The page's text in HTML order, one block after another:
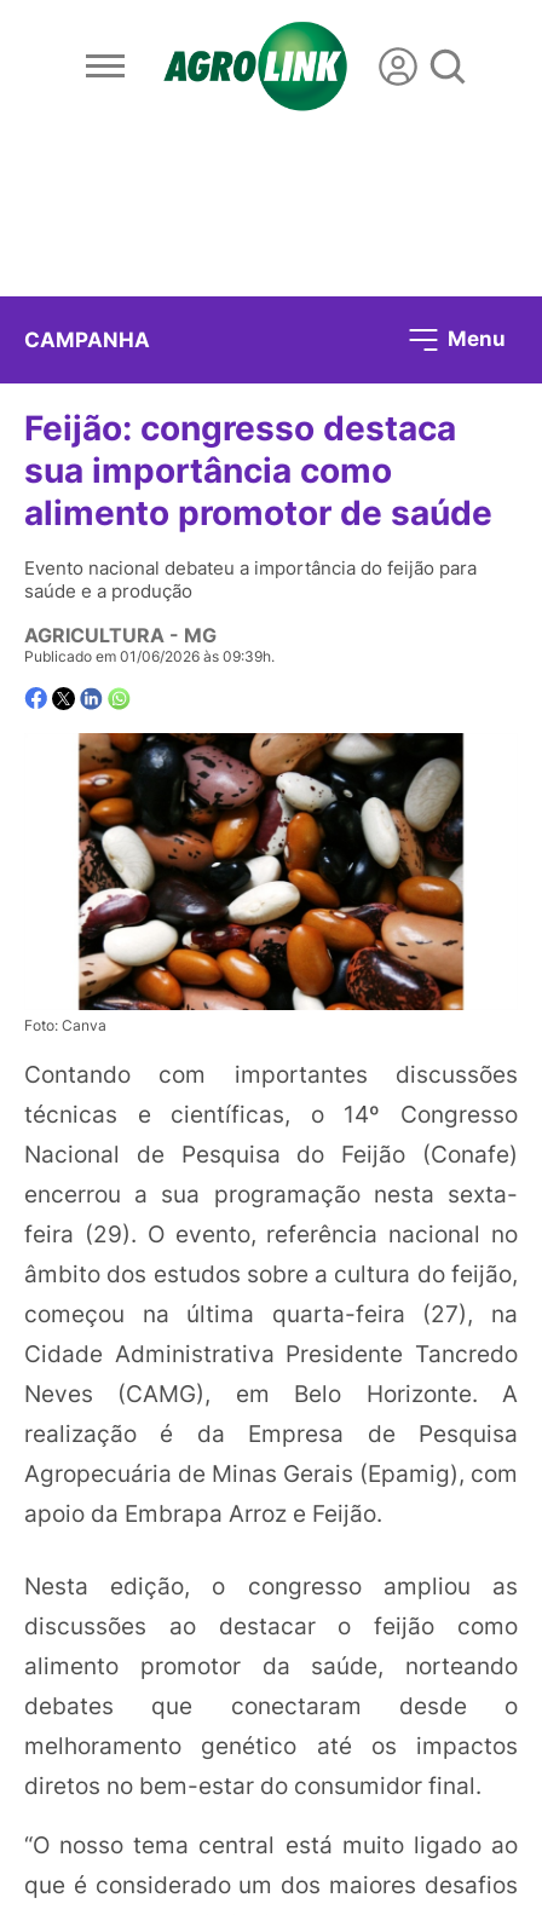
CAMPANHA Menu
Feijão: congresso destaca
sua importância como
alimento promotor de saúde
Evento nacional debateu a importância do feijão para
saúde e a produção
AGRICULTURA - MG
Publicado em 01/06/2026 às 09:39h.
Foto: Canva
Contando com importantes discussões
técnicas e científicas, o 14º Congresso
Nacional de Pesquisa do Feijão (Conafe)
encerrou a sua programação nesta sexta-
feira (29). O evento, referência nacional no
âmbito dos estudos sobre a cultura do feijão,
começou na última quarta-feira (27), na
Cidade Administrativa Presidente Tancredo
Neves (CAMG), em Belo Horizonte. A
realização é da Empresa de Pesquisa
Agropecuária de Minas Gerais (Epamig), com
apoio da Embrapa Arroz e Feijão.
Nesta edição, o congresso ampliou as
discussões ao destacar o feijão como
alimento promotor da saúde, norteando
debates que conectaram desde o
melhoramento genético até os impactos
diretos no bem-estar do consumidor final.
“O nosso tema central está muito ligado ao
que é considerado um dos maiores desafios